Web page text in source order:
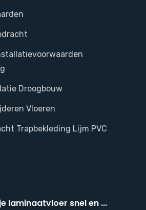
Droogbouw
Vloeren
Trapbekleding Lijm PVC
laminaatvloer snel en ...